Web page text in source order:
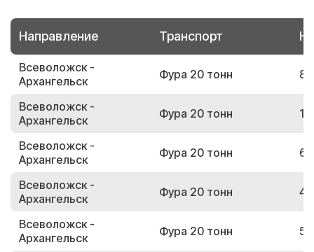
Направление Транспорт
Всеволожск -
Архангельск
Фура 20 тонн
Всеволожск -
Архангельск
Фура 20 тонн
Всеволожск -
Архангельск
Фура 20 тонн
Всеволожск -
Архангельск
Фура 20 тонн
Всеволожск -
Архангельск
Фура 20 тонн